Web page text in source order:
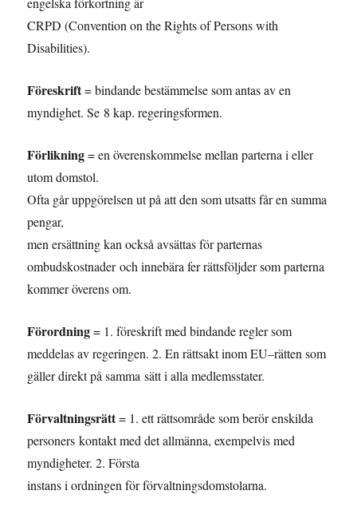
CRPD (Convention on the Rights of Persons with
Disabilities).
Föreskrift= bindande bestämmelse som antas av en
myndighet. Se 8 kap. regeringsformen.
Förlikning= en överenskommelse mellan parterna i eller
utom domstol.
Ofta går uppgörelsen ut på att den som utsatts får en summa
pengar,
men ersättning kan också avsättas för parternas
ombudskostnader och innebära fer rättsföljder som parterna
kommer överens om.
Förordning= 1. föreskrift med bindande regler som
meddelas av regeringen. 2. En rättsakt inom EU–rätten som
gäller direkt på samma sätt i alla medlemsstater.
Förvaltningsrätt= 1. ett rättsområde som berör enskilda
personers kontakt med det allmänna, exempelvis med
myndigheter. 2. Första
instans i ordningen för förvaltningsdomstolarna.